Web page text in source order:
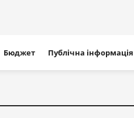
Бюджет Публічна інформація